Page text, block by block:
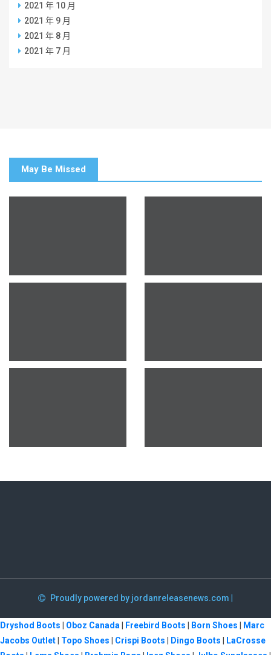
2021 年 10 月
2021 年 9 月
2021 年 8 月
2021 年 7 月
May Be Missed
Proudly powered by jordanreleasenews.com
Dryshod Boots Oboz Canada Freebird Boots Born Shoes
Marc
Jacobs Outlet
Topo Shoes Crispi Boots Dingo Boots
LaCrosse